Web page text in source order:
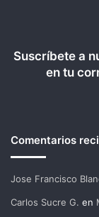
Suscríbete a
en tu
Comentarios
Jose Francisco
Carlos Sucre G. en